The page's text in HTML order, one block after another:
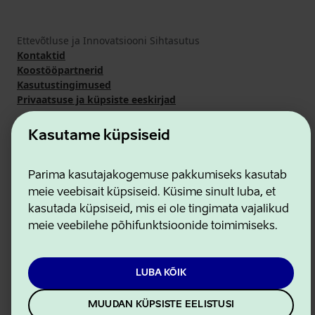
Kasutame küpsiseid
Parima kasutajakogemuse pakkumiseks kasutab
meie veebisait küpsiseid. Küsime sinult luba, et
kasutada küpsiseid, mis ei ole tingimata vajalikud
meie veebilehe põhifunktsioonide toimimiseks.
LUBA KÕIK
MUUDAN KÜPSISTE EELISTUSI
Ettevõtluse ja Innovatsiooni Sihtasutus
Kontaktid
Koostööpartnerid
Kasutustingimused
Privaatsuse ja küpsiste eeskirjad